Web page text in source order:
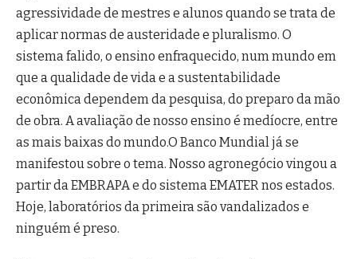
agressividade de mestres e alunos quando se trata de
aplicar normas de austeridade e pluralismo. O
sistema falido, o ensino enfraquecido, num mundo em
que a qualidade de vida e a sustentabilidade
econômica dependem da pesquisa, do preparo da mão
de obra. A avaliação de nosso ensino é medíocre, entre
as mais baixas do mundo.O Banco Mundial já se
manifestou sobre o tema. Nosso agronegócio vingou a
partir da EMBRAPA e do sistema EMATER nos estados.
Hoje, laboratórios da primeira são vandalizados e
ninguém é preso.